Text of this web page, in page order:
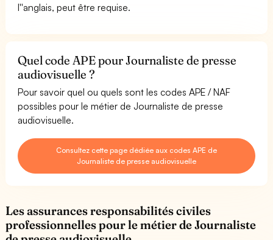
l''anglais, peut être requise.
Quel code APE pour Journaliste de presse
audiovisuelle ?
Pour savoir quel ou quels sont les codes APE / NAF
possibles pour le métier de Journaliste de presse
audiovisuelle.
Consultez cette page dédiée aux codes APE de
Journaliste de presse audiovisuelle
Les assurances responsabilités civiles
professionnelles pour le métier de Journaliste